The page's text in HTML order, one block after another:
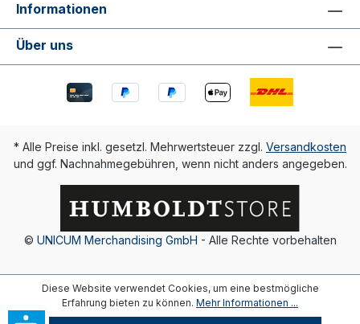
Informationen
Über uns
* Alle Preise inkl. gesetzl. Mehrwertsteuer zzgl. Versandkosten
und ggf. Nachnahmegebühren, wenn nicht anders angegeben.
© UNICUM Merchandising GmbH - Alle Rechte vorbehalten
Diese Website verwendet Cookies, um eine bestmögliche
Erfahrung bieten zu können. Mehr Informationen ...